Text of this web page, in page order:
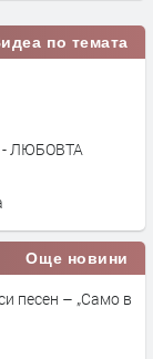
по темата
- ЛЮБОВТА
Още новини
песен – „Само в